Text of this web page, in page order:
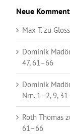
Neue
Max T.zu
Dominik
47, 61–66
Dominik
Nrn. 1–2, 9,
Roth Thomas
61–66